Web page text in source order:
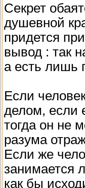
Cекрет
душевной
придется
вывод : так
а есть лишь
Если
делом, если
тогда он не
разума
Если же
занимается
как бы